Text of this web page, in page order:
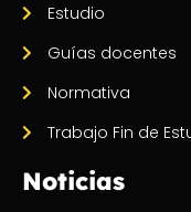
Estudio
Guías docentes
Normativa
Trabajo Fin de
Noticias